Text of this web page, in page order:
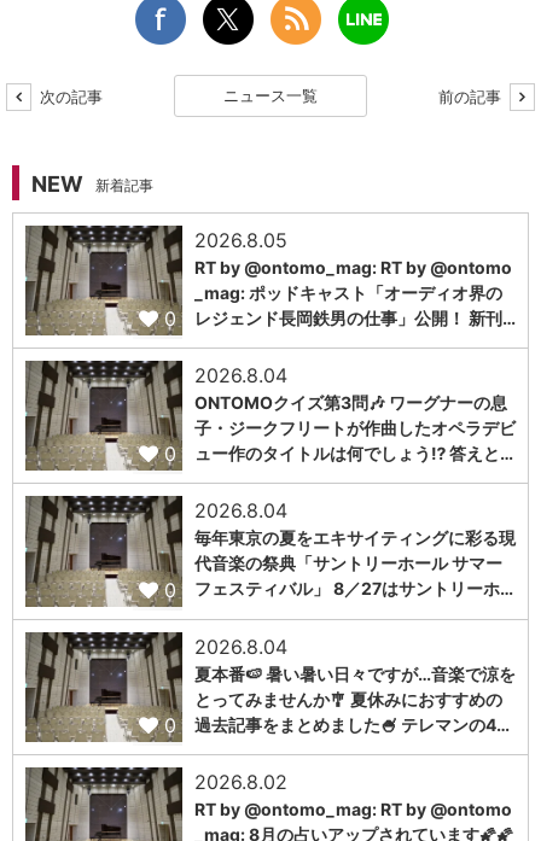
次の記事 ニュース一覧 前の記事
NEW 新着記事
0
2026.8.05
RT by @ontomo_mag: RT by @ontomo
_mag: ポッドキャスト「オーディオ界の
レジェンド長岡鉄男の仕事」公開！ 新刊…
0
2026.8.04
ONTOMOクイズ第3問🎶 ワーグナーの息
子・ジークフリートが作曲したオペラデビ
ュー作のタイトルは何でしょう⁉️ 答えと…
0
2026.8.04
毎年東京の夏をエキサイティングに彩る現
代音楽の祭典「サントリーホール サマー
フェスティバル」 8／27はサントリーホ…
0
2026.8.04
夏本番🍉 暑い暑い日々ですが…音楽で涼を
とってみませんか🎐 夏休みにおすすめの
過去記事をまとめました🍧 テレマンの4…
2026.8.02
RT by @ontomo_mag: RT by @ontomo
_mag: 8月の占いアップされています🌠🌠